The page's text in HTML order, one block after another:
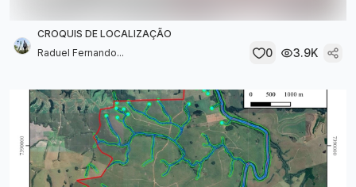
CROQUIS DE LOCALIZAÇÃO
Raduel Fernando...
0 3.9K